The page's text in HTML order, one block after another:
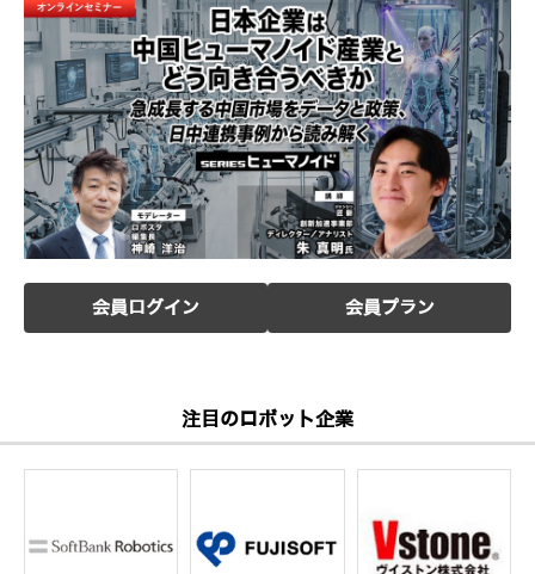
会員ログイン 会員プラン
注目のロボット企業